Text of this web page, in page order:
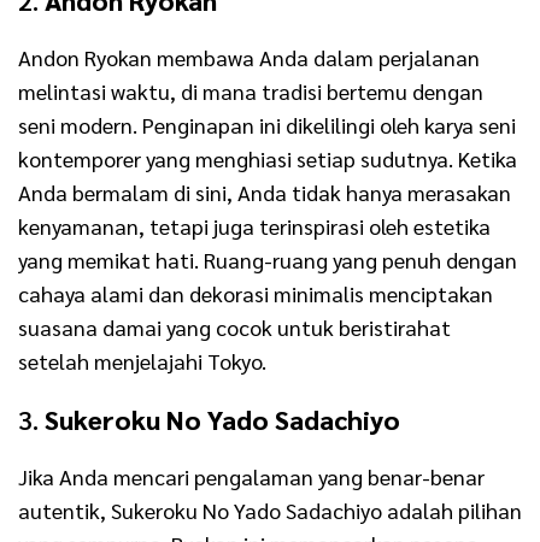
Andon Ryokan membawa Anda dalam perjalanan
melintasi waktu, di mana tradisi bertemu dengan
seni modern. Penginapan ini dikelilingi oleh karya seni
kontemporer yang menghiasi setiap sudutnya. Ketika
Anda bermalam di sini, Anda tidak hanya merasakan
kenyamanan, tetapi juga terinspirasi oleh estetika
yang memikat hati. Ruang-ruang yang penuh dengan
cahaya alami dan dekorasi minimalis menciptakan
suasana damai yang cocok untuk beristirahat
setelah menjelajahi Tokyo.
3. Sukeroku No Yado Sadachiyo
Jika Anda mencari pengalaman yang benar-benar
autentik, Sukeroku No Yado Sadachiyo adalah pilihan